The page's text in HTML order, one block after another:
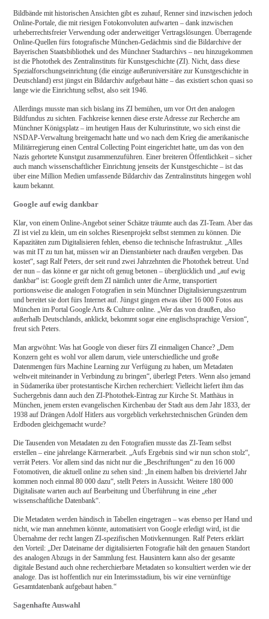
Bildbände mit historischen Ansichten gibt es zuhauf, Renner sind inzwischen jedoch
Online-Portale, die mit riesigen Fotokonvoluten aufwarten – dank inzwischen
urheberrechtsfreier Verwendung oder anderweitiger Vertragslösungen. Überragende
Online-Quellen fürs fotografische München-Gedächtnis sind die Bildarchive der
Bayerischen Staatsbibliothek und des Münchner Stadtarchivs – neu hinzugekommen
ist die Photothek des Zentralinstituts für Kunstgeschichte (ZI). Nicht, dass diese
Spezialforschungseinrichtung (die einzige außeruniversitäre zur Kunstgeschichte in
Deutschland) erst jüngst ein Bildarchiv aufgebaut hätte – das existiert schon quasi so
lange wie die Einrichtung selbst, also seit 1946.
Allerdings musste man sich bislang ins ZI bemühen, um vor Ort den analogen
Bildfundus zu sichten. Fachkreise kennen diese erste Adresse zur Recherche am
Münchner Königsplatz – im heutigen Haus der Kulturinstitute, wo sich einst die
NSDAP-Verwaltung breitgemacht hatte und wo nach dem Krieg die amerikanische
Militärregierung einen Central Collecting Point eingerichtet hatte, um das von den
Nazis gehortete Kunstgut zusammenzuführen. Einer breiteren Öffentlichkeit – sicher
auch manch wissenschaftlicher Einrichtung jenseits der Kunstgeschichte – ist das
über eine Million Medien umfassende Bildarchiv das Zentralinstituts hingegen wohl
kaum bekannt.
Google auf ewig dankbar
Klar, von einem Online-Angebot seiner Schätze träumte auch das ZI-Team. Aber das
ZI ist viel zu klein, um ein solches Riesenprojekt selbst stemmen zu können. Die
Kapazitäten zum Digitalisieren fehlen, ebenso die technische Infrastruktur. „Alles
was mit IT zu tun hat, müssen wir an Dienstanbieter nach draußen vergeben. Das
kostet“, sagt Ralf Peters, der seit rund zwei Jahrzehnten die Photothek betreut. Und
der nun – das könne er gar nicht oft genug betonen – überglücklich und „auf ewig
dankbar“ ist: Google greift dem ZI nämlich unter die Arme, transportiert
portionsweise die analogen Fotografien in sein Münchner Digitalisierungszentrum
und bereitet sie dort fürs Internet auf. Jüngst gingen etwas über 16 000 Fotos aus
München im Portal Google Arts & Culture online. „Wer das von draußen, also
außerhalb Deutschlands, anklickt, bekommt sogar eine englischsprachige Version“,
freut sich Peters.
Man argwöhnt: Was hat Google von dieser fürs ZI einmaligen Chance? „Dem
Konzern geht es wohl vor allem darum, viele unterschiedliche und große
Datenmengen fürs Machine Learning zur Verfügung zu haben, um Metadaten
weltweit miteinander in Verbindung zu bringen“, überlegt Peters. Wenn also jemand
in Südamerika über protestantische Kirchen recherchiert: Vielleicht liefert ihm das
Suchergebnis dann auch den ZI-Photothek-Eintrag zur Kirche St. Matthäus in
München, jenem ersten evangelischen Kirchenbau der Stadt aus dem Jahr 1833, der
1938 auf Drängen Adolf Hitlers aus vorgeblich verkehrstechnischen Gründen dem
Erdboden gleichgemacht wurde?
Die Tausenden von Metadaten zu den Fotografien musste das ZI-Team selbst
erstellen – eine jahrelange Kärrnerarbeit. „Aufs Ergebnis sind wir nun schon stolz“,
verrät Peters. Vor allem sind das nicht nur die „Beschriftungen“ zu den 16 000
Fotomotiven, die aktuell online zu sehen sind: „In einem halben bis dreiviertel Jahr
kommen noch einmal 80 000 dazu“, stellt Peters in Aussicht. Weitere 180 000
Digitalisate warten auch auf Bearbeitung und Überführung in eine „eher
wissenschaftliche Datenbank“.
Die Metadaten werden händisch in Tabellen eingetragen – was ebenso per Hand und
nicht, wie man annehmen könnte, automatisiert von Google erledigt wird, ist die
Übernahme der recht langen ZI-spezifischen Motivkennungen. Ralf Peters erklärt
den Vorteil: „Der Dateiname der digitalisierten Fotografie hält den genauen Standort
des analogen Abzugs in der Sammlung fest. Hausintern kann also der gesamte
digitale Bestand auch ohne recherchierbare Metadaten so konsultiert werden wie der
analoge. Das ist hoffentlich nur ein Interimsstadium, bis wir eine vernünftige
Gesamtdatenbank aufgebaut haben.“
Sagenhafte Auswahl